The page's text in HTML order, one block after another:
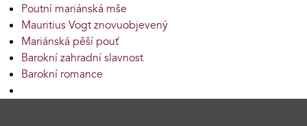
Poutní mariánská mše
Mauritius Vogt znovuobjevený
Mariánská pěší pouť
Barokní zahradní slavnost
Barokní romance